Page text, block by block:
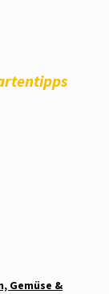
Gemüse &